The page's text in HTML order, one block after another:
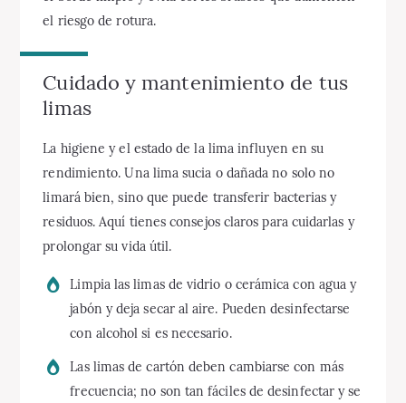
el riesgo de rotura.
Cuidado y mantenimiento de tus
limas
La higiene y el estado de la lima influyen en su
rendimiento. Una lima sucia o dañada no solo no
limará bien, sino que puede transferir bacterias y
residuos. Aquí tienes consejos claros para cuidarlas y
prolongar su vida útil.
Limpia las limas de vidrio o cerámica con agua y
jabón y deja secar al aire. Pueden desinfectarse
con alcohol si es necesario.
Las limas de cartón deben cambiarse con más
frecuencia; no son tan fáciles de desinfectar y se